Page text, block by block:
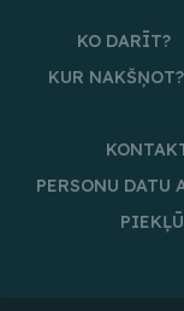
KO DARĪT?
KUR NAKŠŅOT?
PERSONU DATU